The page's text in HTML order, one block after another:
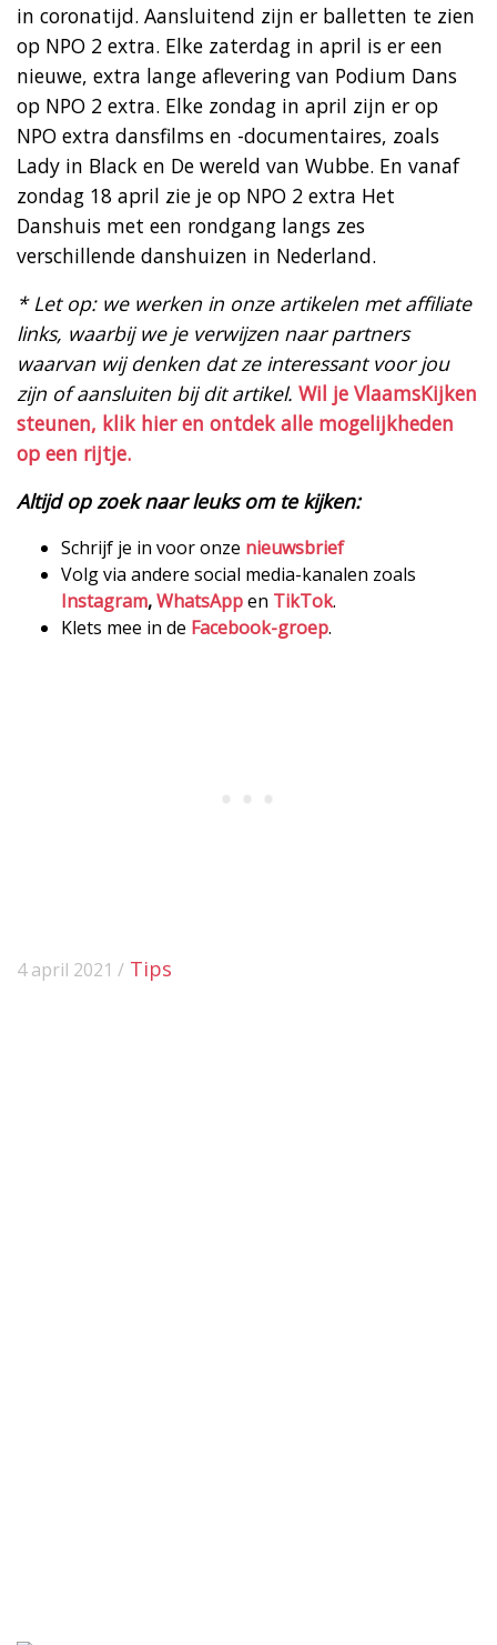
in coronatijd. Aansluitend zijn er balletten te zien
op NPO 2 extra. Elke zaterdag in april is er een
nieuwe, extra lange aflevering van Podium Dans
op NPO 2 extra. Elke zondag in april zijn er op
NPO extra dansfilms en -documentaires, zoals
Lady in Black en De wereld van Wubbe. En vanaf
zondag 18 april zie je op NPO 2 extra Het
Danshuis met een rondgang langs zes
verschillende danshuizen in Nederland.
* Let op: we werken in onze artikelen met affiliate
links, waarbij we je verwijzen naar partners
waarvan wij denken dat ze interessant voor jou
zijn of aansluiten bij dit artikel. Wil je VlaamsKijken
steunen, klik hier en ontdek alle mogelijkheden
op een rijtje.
Altijd op zoek naar leuks om te kijken:
Schrijf je in voor onze nieuwsbrief
Volg via andere social media-kanalen zoals
Instagram,WhatsAppen TikTok.
Klets mee in de Facebook-groep.
4 april 2021 / Tips